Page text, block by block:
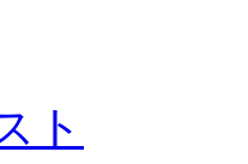
ト